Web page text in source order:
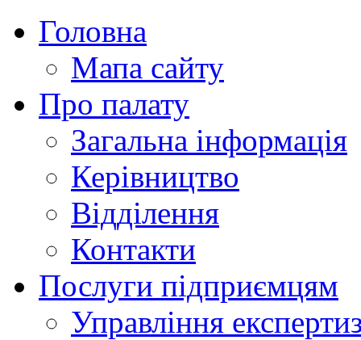
Головна
Мапа сайту
Про палату
Загальна інформація
Керівництво
Відділення
Контакти
Послуги підприємцям
Управління